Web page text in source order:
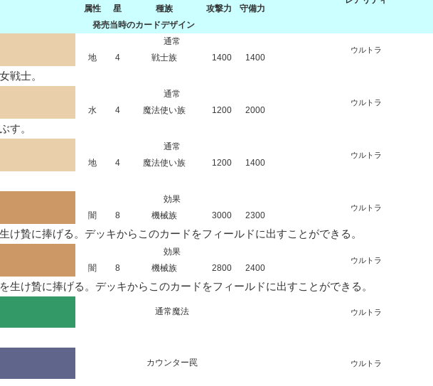
属性
星 種族 攻撃力 守備力
発売当時のカードデザイン
通常
ウルトラ
地
4 戦士族 1400 1400
戦士。
通常
ウルトラ
水
4 魔法使い族 1200 2000
す。
通常
ウルトラ
地
4 魔法使い族 1200 1400
効果
ウルトラ
闇
8 機械族 3000 2300
生け贄に捧げる。デッキからこのカードをフィールドに出すことができる。
効果
ウルトラ
闇
8 機械族 2800 2400
を生け贄に捧げる。デッキからこのカードをフィールドに出すことができる。
通常魔法 ウルトラ
カウンター罠 ウルトラ